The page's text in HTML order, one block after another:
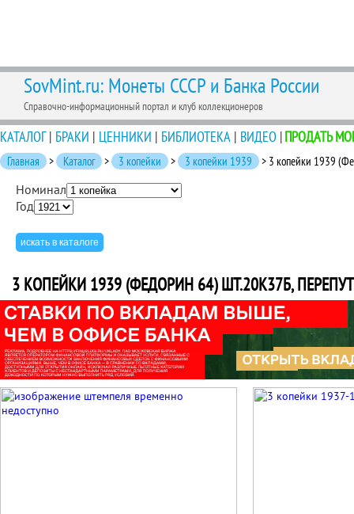
SovMint.ru: Монеты СССР и Банка России
Справочно-информационный портал и клуб коллекционеров
КАТАЛОГ| БРАКИ | ЦЕННИКИ | БИБЛИОТЕКА | ВИДЕО |ПРОДАТЬ
Главная > Каталог > 3 копейки > 3 копейки 1939 > 3 копейки 1939
Номинал
Год
3 КОПЕЙКИ 1939 (ФЕДОРИН 64) ШТ.20К37Б,